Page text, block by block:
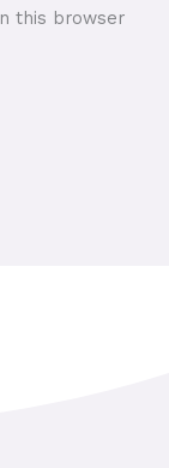
this browser